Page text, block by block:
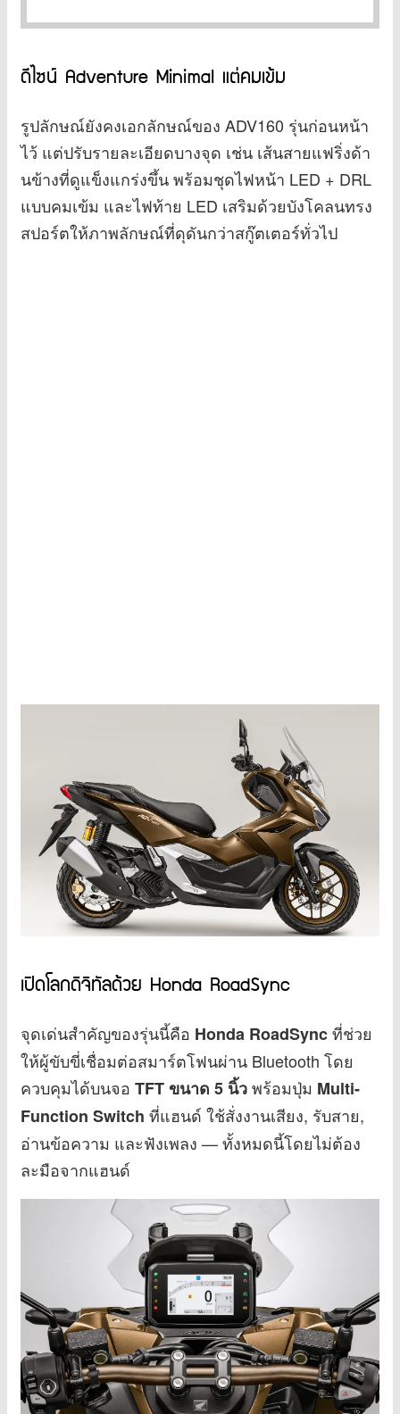
ดีไซน์ Adventure Minimal แต่คมเข้ม
รูปลักษณ์ยังคงเอกลักษณ์ของ ADV160 รุ่นก่อนหน้า
ไว้ แต่ปรับรายละเอียดบางจุด เช่น เส้นสายแฟริ่งด้า
นข้างที่ดูแข็งแกร่งขึ้น พร้อมชุดไฟหน้า LED + DRL
แบบคมเข้ม และไฟท้าย LED เสริมด้วยบังโคลนทรง
สปอร์ตให้ภาพลักษณ์ที่ดุดันกว่าสกู๊ตเตอร์ทั่วไป
เปิดโลกดิจิทัลด้วย Honda RoadSync
จุดเด่นสำคัญของรุ่นนี้คือ Honda RoadSyncที่ช่วย
ให้ผู้ขับขี่เชื่อมต่อสมาร์ตโฟนผ่าน Bluetooth โดย
ควบคุมได้บนจอ TFT ขนาด 5 นิ้วพร้อมปุ่ม Multi-
Function Switch ที่แฮนด์ ใช้สั่งงานเสียง, รับสาย,
อ่านข้อความ และฟังเพลง — ทั้งหมดนี้โดยไม่ต้อง
ละมือจากแฮนด์